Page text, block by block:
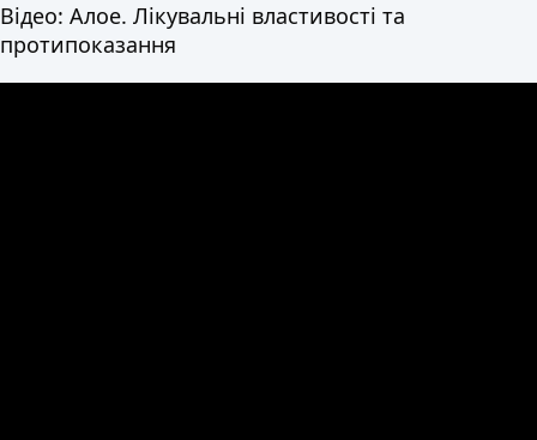
Відео: Алое. Лікувальні властивості та
протипоказання